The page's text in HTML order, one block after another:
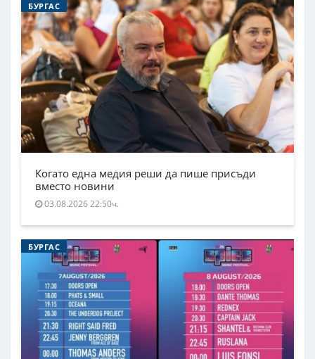
БУРГАС
Когато една медия реши да пише присъди
вместо новини
03.08.2026 22:50ч.
БУРГАС